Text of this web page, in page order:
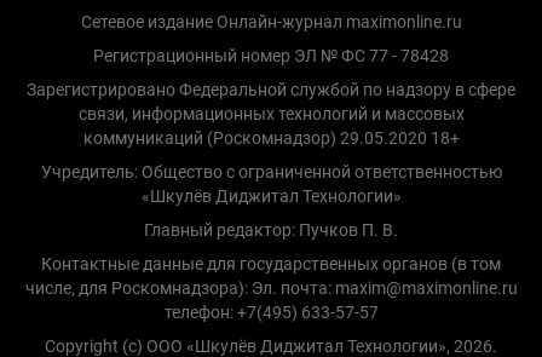
Сетевое издание Онлайн-журнал maximonline.ru
Регистрационный номер ЭЛ № ФС 77 - 78428
Зарегистрировано Федеральной службой по надзору в сфере
связи, информационных технологий и массовых
коммуникаций (Роскомнадзор) 29.05.2020 18+
Учредитель: Общество с ограниченной ответственностью
«Шкулёв Диджитал Технологии»
Главный редактор: Пучков П. В.
Контактные данные для государственных органов (в том
числе, для Роскомнадзора): Эл. почта: maxim@maximonline.ru
телефон: +7(495) 633-57-57
Copyright (с) ООО «Шкулёв Диджитал Технологии», 2026.